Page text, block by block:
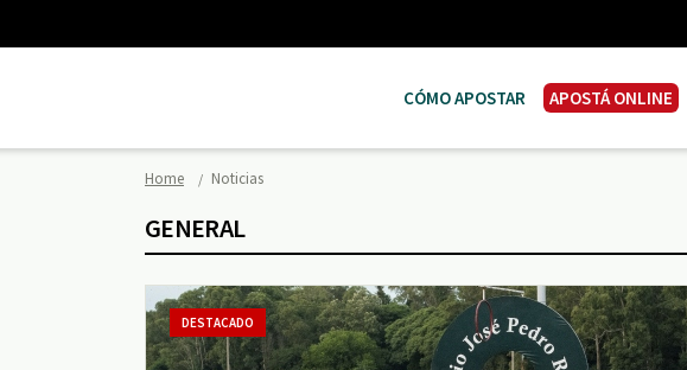
CÓMO APOSTAR APOSTÁ ONLINE
Home Noticias
GENERAL
DESTACADO